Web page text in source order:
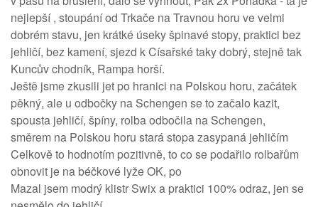
nejlepší , stoupání od Trkače na Travnou horu ve velmi
dobrém stavu, jen krátké úseky špinavé stopy, praktici bez
jehličí, bez kamení, sjezd k Císařské taky dobrý, stejně tak
Kuncův chodník, Rampa horší.
Ještě jsme zkusili jet po hranici na Polskou horu, začátek
pěkný, ale u odbočky na Schengen se to začalo kazit,
spousta jehličí, špíny, rolba odbočila na Schengen,
směrem na Polskou horu stará stopa zasypaná jehličím
Celkově to hodnotím pozitivně, to co se podařilo rolbařům
obnovit je na béčkové lyže OK, po
Mazal jsem modrý klistr Swix a praktici 100% odraz, jen se